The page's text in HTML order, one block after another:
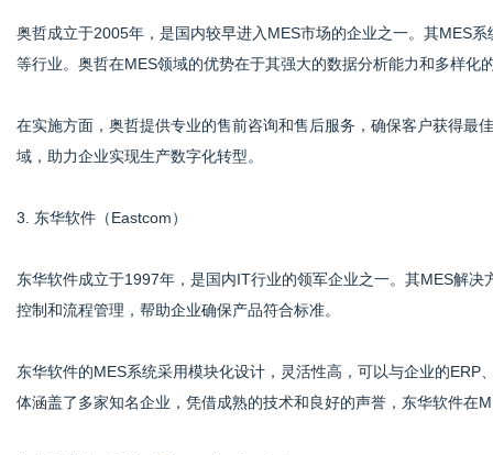
奥哲成立于2005年，是国内较早进入MES市场的企业之一。其MES
等行业。奥哲在MES领域的优势在于其强大的数据分析能力和多样化
在实施方面，奥哲提供专业的售前咨询和售后服务，确保客户获得最
域，助力企业实现生产数字化转型。
3. 东华软件（Eastcom）
东华软件成立于1997年，是国内IT行业的领军企业之一。其MES解
控制和流程管理，帮助企业确保产品符合标准。
东华软件的MES系统采用模块化设计，灵活性高，可以与企业的
体涵盖了多家知名企业，凭借成熟的技术和良好的声誉，东华软件在